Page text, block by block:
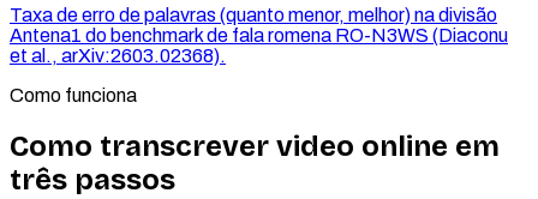
Taxa de erro de palavras (quanto menor, melhor) na divisão
Antena1 do benchmark de fala romena RO-N3WS (Diaconu
et al., arXiv:2603.02368).
Como funciona
Como transcrever video online em
três passos